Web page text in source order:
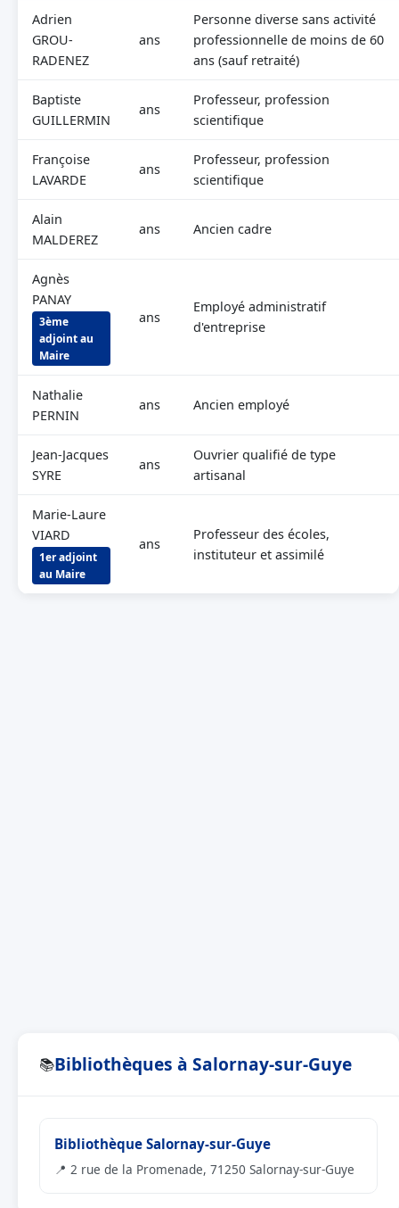
Adrien
GROU-
RADENEZ
ans
Personne diverse sans activité
professionnelle de moins de 60
ans (sauf retraité)
Baptiste
GUILLERMIN
ans
Professeur, profession
scientifique
Françoise
LAVARDE
ans
Professeur, profession
scientifique
Alain
MALDEREZ
ans Ancien cadre
Agnès
PANAY
3ème
adjoint au
Maire
ans
Employé administratif
d'entreprise
Nathalie
PERNIN
ans Ancien employé
Jean-Jacques
SYRE
ans
Ouvrier qualifié de type
artisanal
Marie-Laure
VIARD
1er adjoint
au Maire
ans
Professeur des écoles,
instituteur et assimilé
📚Bibliothèques à Salornay-sur-Guye
Bibliothèque Salornay-sur-Guye
📍 2 rue de la Promenade, 71250 Salornay-sur-Guye